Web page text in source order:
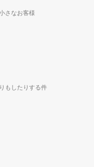
さなお客様
もしたりする件